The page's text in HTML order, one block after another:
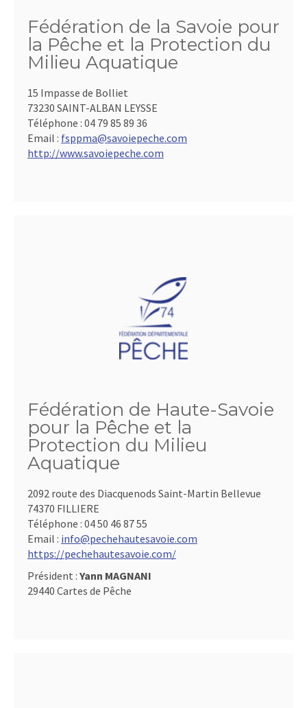
Fédération de la Savoie pour
la Pêche et la Protection du
Milieu Aquatique
15 Impasse de Bolliet
73230 SAINT-ALBAN LEYSSE
Téléphone : 04 79 85 89 36
Email : fsppma@savoiepeche.com
http://www.savoiepeche.com
Fédération de Haute-Savoie
pour la Pêche et la
Protection du Milieu
Aquatique
2092 route des Diacquenods Saint-Martin Bellevue
74370 FILLIERE
Téléphone : 04 50 46 87 55
Email : info@pechehautesavoie.com
https://pechehautesavoie.com/
Président : Yann MAGNANI
29440 Cartes de Pêche